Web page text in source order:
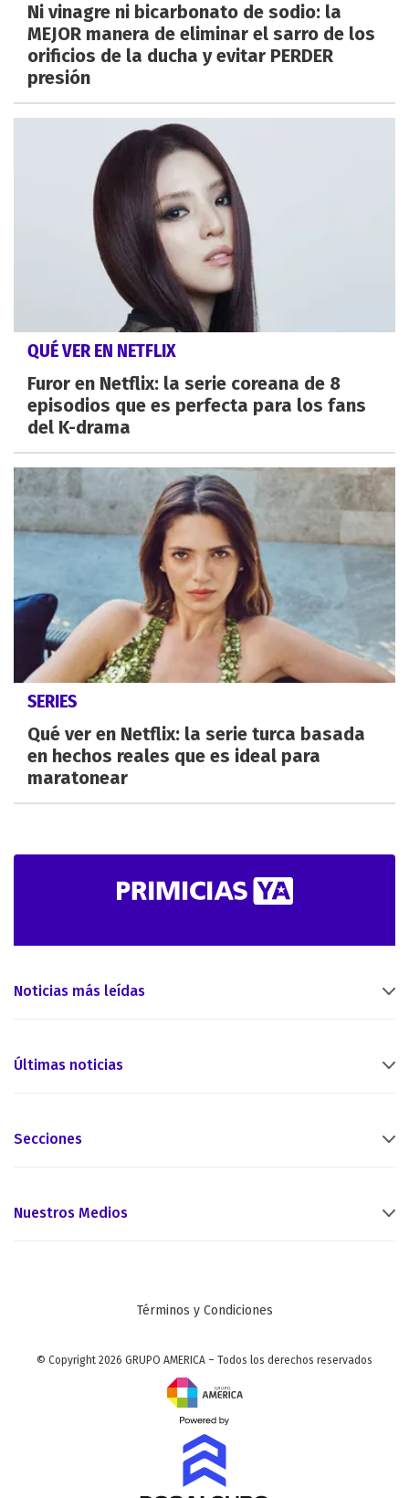
Ni vinagre ni bicarbonato de sodio: la
MEJOR manera de eliminar el sarro de los
orificios de la ducha y evitar PERDER
presión
QUÉ VER EN NETFLIX
Furor en Netflix: la serie coreana de 8
episodios que es perfecta para los fans
del K-drama
SERIES
Qué ver en Netflix: la serie turca basada
en hechos reales que es ideal para
maratonear
Noticias más leídas
Últimas noticias
Secciones
Nuestros Medios
Términos y Condiciones
© Copyright 2026 GRUPO AMERICA – Todos los derechos reservados